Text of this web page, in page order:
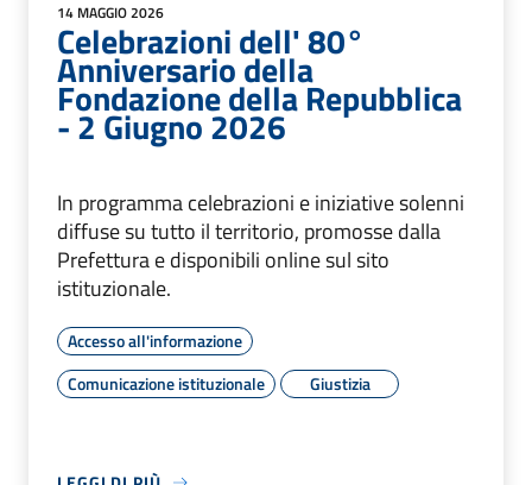
14 MAGGIO 2026
Celebrazioni dell' 80°
Anniversario della
Fondazione della Repubblica
- 2 Giugno 2026
In programma celebrazioni e iniziative solenni
diffuse su tutto il territorio, promosse dalla
Prefettura e disponibili online sul sito
istituzionale.
Accesso all'informazione
Comunicazione istituzionale
Giustizia